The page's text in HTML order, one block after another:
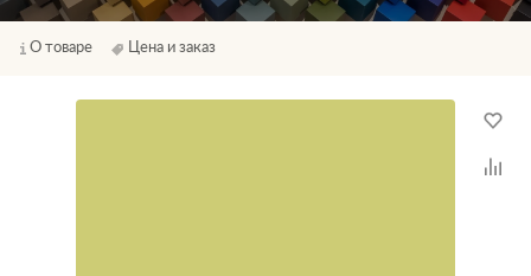
О товаре Цена и заказ